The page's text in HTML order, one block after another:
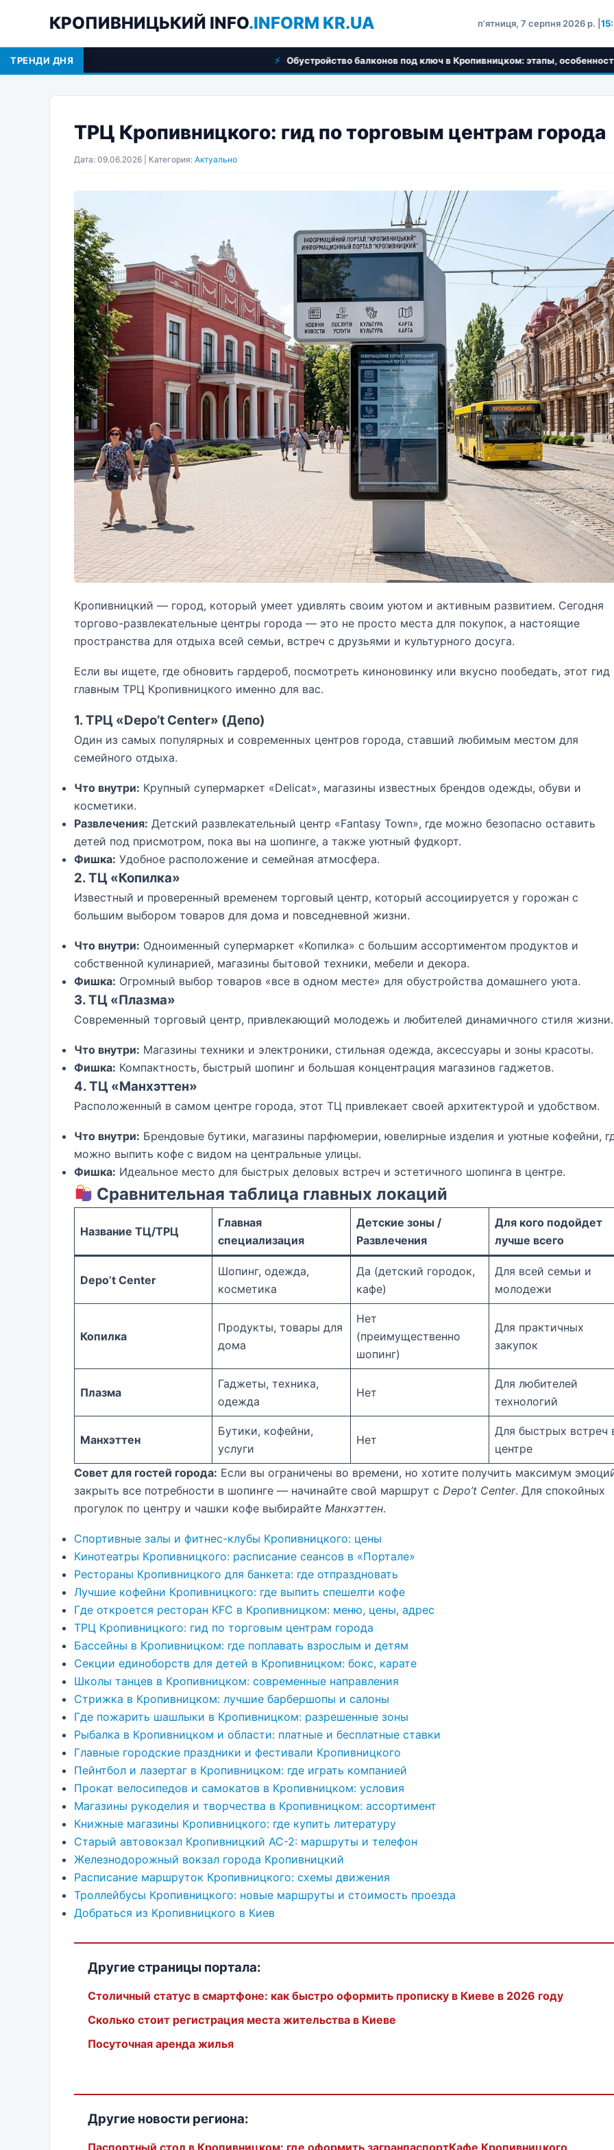
КРОПИВНИЦЬКИЙ INFO.INFORM KR.UA пʼятниця, 7 серпня 2026 р. |
ТРЕНДИ ДНЯ Обустройство балконов под ключ в Кропивницком: этапы, особенности и выбор материалов
ТРЦ Кропивницкого: гид по торговым центрам города
Дата: 09.06.2026 | Категория: Актуально
Кропивницкий — город, который умеет удивлять своим уютом и активным развитием. Сегодня
торгово-развлекательные центры города — это не просто места для покупок, а настоящие
пространства для отдыха всей семьи, встреч с друзьями и культурного досуга.
Если вы ищете, где обновить гардероб, посмотреть киноновинку или вкусно пообедать, этот гид
главным ТРЦ Кропивницкого именно для вас.
1. ТРЦ «Depo’t Center» (Депо)
Один из самых популярных и современных центров города, ставший любимым местом для
семейного отдыха.
Что внутри: Крупный супермаркет «Delicat», магазины известных брендов одежды, обуви и
косметики.
Развлечения: Детский развлекательный центр «Fantasy Town», где можно безопасно оставить
детей под присмотром, пока вы на шопинге, а также уютный фудкорт.
Фишка: Удобное расположение и семейная атмосфера.
2. ТЦ «Копилка»
Известный и проверенный временем торговый центр, который ассоциируется у горожан с
большим выбором товаров для дома и повседневной жизни.
Что внутри: Одноименный супермаркет «Копилка» с большим ассортиментом продуктов и
собственной кулинарией, магазины бытовой техники, мебели и декора.
Фишка: Огромный выбор товаров «все в одном месте» для обустройства домашнего уюта.
3. ТЦ «Плазма»
Современный торговый центр, привлекающий молодежь и любителей динамичного стиля жизни.
Что внутри: Магазины техники и электроники, стильная одежда, аксессуары и зоны красоты.
Фишка: Компактность, быстрый шопинг и большая концентрация магазинов гаджетов.
4. ТЦ «Манхэттен»
Расположенный в самом центре города, этот ТЦ привлекает своей архитектурой и удобством.
Что внутри: Брендовые бутики, магазины парфюмерии, ювелирные изделия и уютные кофейни,
можно выпить кофе с видом на центральные улицы.
Фишка: Идеальное место для быстрых деловых встреч и эстетичного шопинга в центре.
Сравнительная таблица главных локаций
Название ТЦ/ТРЦ
Главная
специализация
Детские зоны /
Развлечения
Для кого подойдет
лучше всего
Depo’t Center
Шопинг, одежда,
косметика
Да (детский городок,
кафе)
Для всей семьи и
молодежи
Копилка
Продукты, товары для
дома
Нет
(преимущественно
шопинг)
Для практичных
закупок
Плазма
Гаджеты, техника,
одежда
Нет
Для любителей
технологий
Манхэттен
Бутики, кофейни,
услуги
Нет
Для быстрых встреч
центре
Совет для гостей города: Если вы ограничены во времени, но хотите получить максимум
закрыть все потребности в шопинге — начинайте свой маршрут с Depo’t Center. Для спокойных
прогулок по центру и чашки кофе выбирайте Манхэттен.
Спортивные залы и фитнес-клубы Кропивницкого: цены
Кинотеатры Кропивницкого: расписание сеансов в «Портале»
Рестораны Кропивницкого для банкета: где отпраздновать
Лучшие кофейни Кропивницкого: где выпить спешелти кофе
Где откроется ресторан KFC в Кропивницком: меню, цены, адрес
ТРЦ Кропивницкого: гид по торговым центрам города
Бассейны в Кропивницком: где поплавать взрослым и детям
Секции единоборств для детей в Кропивницком: бокс, карате
Школы танцев в Кропивницком: современные направления
Стрижка в Кропивницком: лучшие барбершопы и салоны
Где пожарить шашлыки в Кропивницком: разрешенные зоны
Рыбалка в Кропивницком и области: платные и бесплатные ставки
Главные городские праздники и фестивали Кропивницкого
Пейнтбол и лазертаг в Кропивницком: где играть компанией
Прокат велосипедов и самокатов в Кропивницком: условия
Магазины рукоделия и творчества в Кропивницком: ассортимент
Книжные магазины Кропивницкого: где купить литературу
Старый автовокзал Кропивницкий АС-2: маршруты и телефон
Железнодорожный вокзал города Кропивницкий
Расписание маршруток Кропивницкого: схемы движения
Троллейбусы Кропивницкого: новые маршруты и стоимость проезда
Добраться из Кропивницкого в Киев
Другие страницы портала:
Столичный статус в смартфоне: как быстро оформить прописку в Киеве в 2026 году
Сколько стоит регистрация места жительства в Киеве
Посуточная аренда жилья
Другие новости региона: